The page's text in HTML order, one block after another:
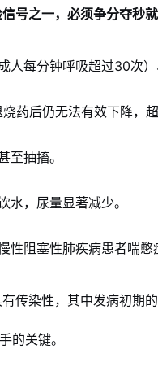
号之一，必须争分夺秒
人每分钟呼吸超过30次）
药后仍无法有效下降，超
至抽搐。
水，尿量显著减少。
性阻塞性肺疾病患者喘憋
传染性，其中发病初
的关键。